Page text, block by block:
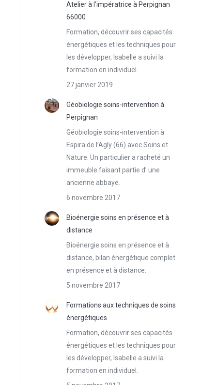
Atelier à l’impératrice à Perpignan
66000
Formation, découvrir ses capacités
énergétiques et les techniques pour
les développer, Isabelle a suivi la
formation en individuel.
27 janvier 2019
Géobiologie soins-intervention à
Perpignan
Géobiologie soins-intervention à
Espira de l’Agly (66) avec Soins et
Nature. Un particulier a racheté un
immeuble faisant partie d’ une
ancienne abbaye.
6 novembre 2017
Bioénergie soins en présence et à
distance
Bioénergie soins en présence et à
distance, bilan énergétique complet
en présence et à distance.
5 novembre 2017
Formations aux techniques de soins
énergétiques
Formation, découvrir ses capacités
énergétiques et les techniques pour
les développer, Isabelle a suivi la
formation en individuel.